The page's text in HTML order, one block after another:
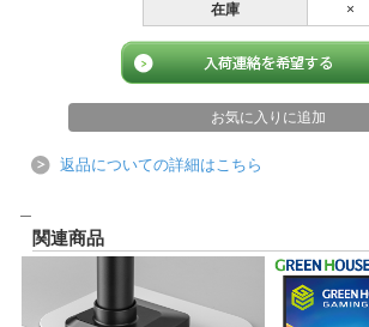
在庫 ×
返品についての詳細はこちら
関連商品